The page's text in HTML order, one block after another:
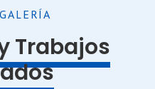
Trabajos